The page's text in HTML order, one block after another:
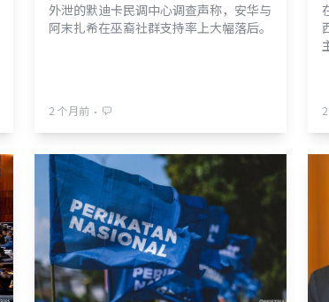
外泄的默迪卡民调中心调查声称，安华与
阿末扎希在巫裔社群支持率上大幅落后。
2 个月前 ⋅